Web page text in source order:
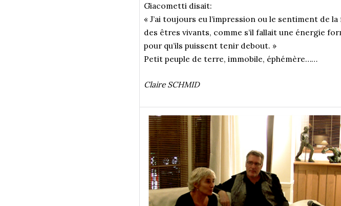
Giacometti disait:
« J’ai toujours eu l’impression ou le sentiment de
des êtres vivants, comme s’il fallait une énergie
pour qu’ils puissent tenir debout. »
Petit peuple de terre, immobile, éphémère……
Claire SCHMID